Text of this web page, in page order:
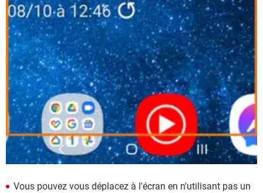
Vous pouvez vous déplacez à l'écran en n'utilisant pas un